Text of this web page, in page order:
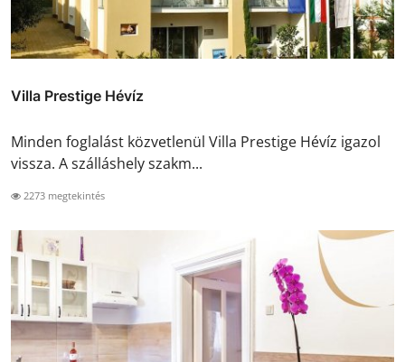
Villa Prestige Hévíz
Minden foglalást közvetlenül Villa Prestige Hévíz igazol
vissza. A szálláshely szakm...
2273 megtekintés